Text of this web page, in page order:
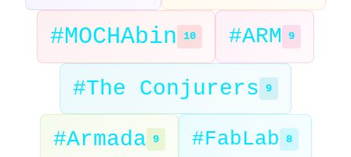
#MOCHAbin 10 #ARM 9
#The Conjurers 9
#Armada 9 #FabLab 8